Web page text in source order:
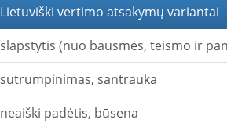
Lietuviški vertimo atsakymų variantai
slapstytis (nuo bausmės, teismo ir
sutrumpinimas, santrauka
neaiški padėtis, būsena